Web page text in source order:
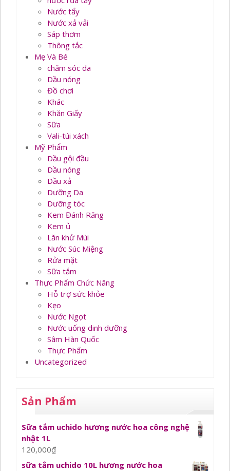
Nước tẩy
Nước xả vải
Sáp thơm
Thông tắc
Mẹ Và Bé
chăm sóc da
Dầu nóng
Đồ chơi
Khác
Khăn Giấy
Sữa
Vali-túi xách
Mỹ Phẩm
Dầu gội đầu
Dầu nóng
Dầu xả
Dưỡng Da
Dưỡng tóc
Kem Đánh Răng
Kem ủ
Lăn khử Mùi
Nước Súc Miệng
Rửa mặt
Sữa tắm
Thực Phẩm Chức Năng
Hỗ trợ sức khỏe
Kẹo
Nước Ngọt
Nước uống dinh dưỡng
Sâm Hàn Quốc
Thực Phẩm
Uncategorized
Sản Phẩm
Sữa tắm uchido hương nước hoa công nghệ
nhật 1L
120,000₫
sữa tắm uchido 10L hương nước hoa